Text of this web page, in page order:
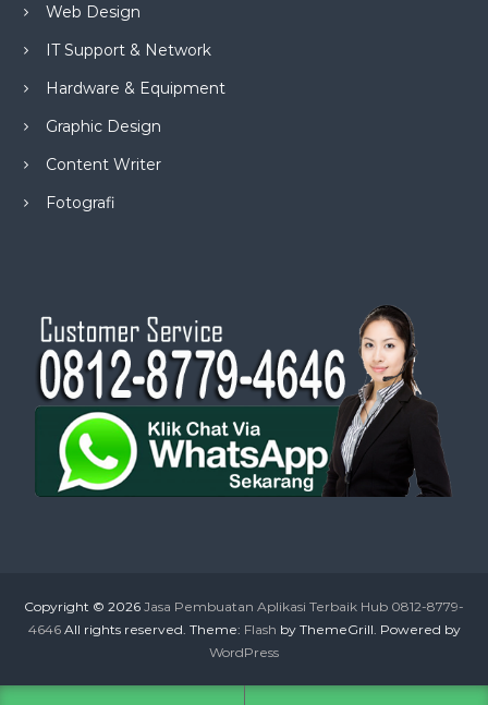
Web Design
IT Support & Network
Hardware & Equipment
Graphic Design
Content Writer
Fotografi
Copyright © 2026 Jasa Pembuatan Aplikasi Terbaik Hub 0812-8779-
4646All rights reserved. Theme: Flash by ThemeGrill. Powered by
WordPress